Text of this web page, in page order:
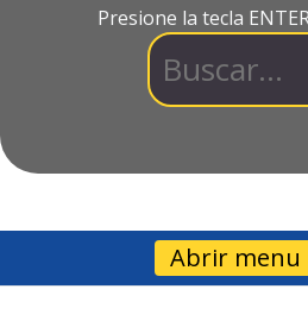
Presione la tecla
Abrir menu